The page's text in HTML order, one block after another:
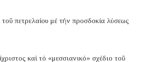
πετρελαίου μέ τήν προσδοκία λύσεως
καί τό «μεσσιανικό» σχέδιο τοῦ